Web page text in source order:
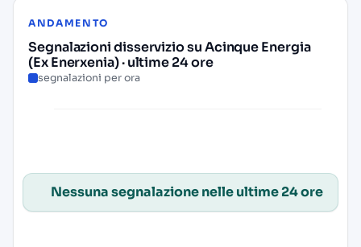
ANDAMENTO
Segnalazioni disservizio su Acinque Energia
(Ex Enerxenia) · ultime 24 ore
segnalazioni per ora
Nessuna segnalazione nelle ultime 24 ore